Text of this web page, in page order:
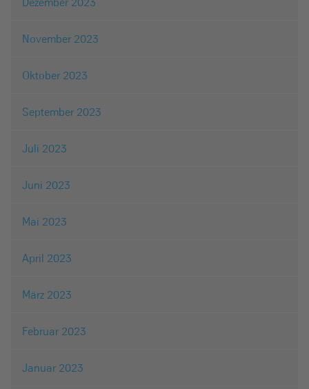
November 2023
Oktober 2023
September 2023
Juli 2023
Juni 2023
Mai 2023
April 2023
März 2023
Februar 2023
Januar 2023